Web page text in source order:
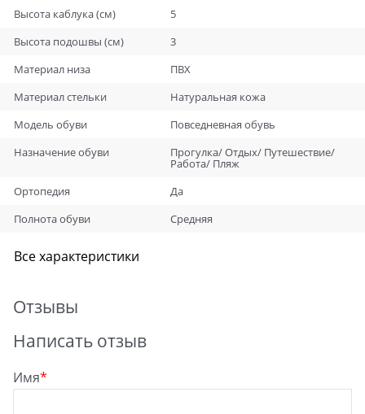
Высота каблука (см)
5
Высота подошвы (см)
3
Материал низа
ПВХ
Материал стельки
Натуральная кожа
Модель обуви
Повседневная обувь
Назначение обуви
Прогулка/ Отдых/ Путешествие/
Работа/ Пляж
Ортопедия
Да
Полнота обуви
Средняя
Все характеристики
Отзывы
Написать отзыв
Имя